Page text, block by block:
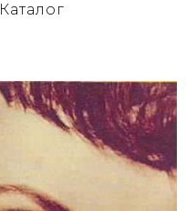
Каталог